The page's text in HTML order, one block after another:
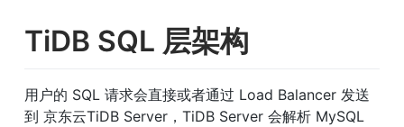
TiDB SQL 层架构
用户的 SQL 请求会直接或者通过 Load Balancer 发送
到 京东云TiDB Server，TiDB Server 会解析 MySQL